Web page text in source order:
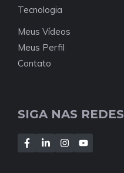
Tecnologia
Meus Vídeos
Meus Perfil
Contato
SIGA NAS REDES